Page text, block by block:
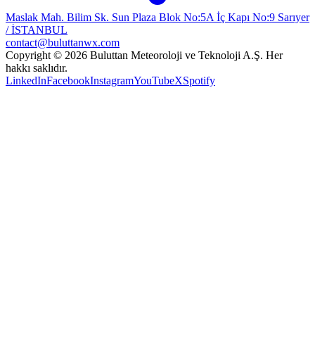
Maslak Mah. Bilim Sk. Sun Plaza Blok No:5A İç Kapı No:9 Sarıyer
/ İSTANBUL
contact@buluttanwx.com
Copyright © 2026 Buluttan Meteoroloji ve Teknoloji A.Ş. Her
hakkı saklıdır.
LinkedInFacebookInstagramYouTubeXSpotify